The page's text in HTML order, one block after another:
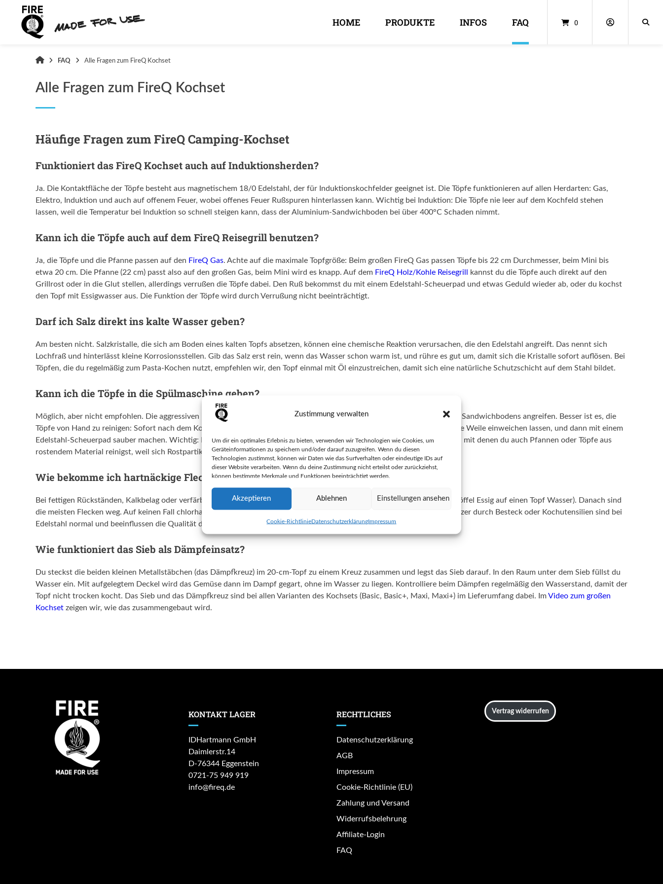
Zustimmung verwalten
Um dir ein optimales Erlebnis zu bieten, verwenden wir Technologien wie Cookies, um
Geräteinformationen zu speichern und/oder darauf zuzugreifen. Wenn du diesen
Technologien zustimmst, können wir Daten wie das Surfverhalten oder eindeutige IDs auf
dieser Website verarbeiten. Wenn du deine Zustimmung nicht erteilst oder zurückziehst,
können bestimmte Merkmale und Funktionen beeinträchtigt werden.
Akzeptieren Ablehnen Einstellungen ansehen
Cookie-RichtlinieDatenschutzerklärungImpressum
Springe
HOME PRODUKTE INFOS FAQ 0
FireQFAQ Alle Fragen zum FireQ Kochset
Alle Fragen zum FireQ Kochset
Häufige Fragen zum FireQ Camping-Kochset
Funktioniert das FireQ Kochset auch auf Induktionsherden?
Ja. Die Kontaktfläche der Töpfe besteht aus magnetischem 18/0 Edelstahl, der für Induktionskochfelder geeignet ist. Die Töpfe funktionieren auf allen Herdarten: Gas,
Elektro, Induktion und auch auf offenem Feuer, wobei offenes Feuer Rußspuren hinterlassen kann. Wichtig bei Induktion: Die Töpfe nie leer auf dem Kochfeld stehen
lassen, weil die Temperatur bei Induktion so schnell steigen kann, dass der Aluminium-Sandwichboden bei über 400°C Schaden nimmt.
Kann ich die Töpfe auch auf dem FireQ Reisegrill benutzen?
Ja, die Töpfe und die Pfanne passen auf den FireQ Gas. Achte auf die maximale Topfgröße: Beim großen FireQ Gas passen Töpfe bis 22 cm Durchmesser, beim Mini bis
etwa 20 cm. Die Pfanne (22 cm) passt also auf den großen Gas, beim Mini wird es knapp. Auf dem FireQ Holz/Kohle Reisegrill
kannst du die Töpfe auch direkt auf den
Grillrost oder in die Glut stellen, allerdings verrußen die Töpfe dabei. Den Ruß bekommst du mit einem Edelstahl-Scheuerpad und etwas Geduld wieder ab, oder du kochst
den Topf mit Essigwasser aus. Die Funktion der Töpfe wird durch Verrußung nicht beeinträchtigt.
Darf ich Salz direkt ins kalte Wasser geben?
Am besten nicht. Salzkristalle, die sich am Boden eines kalten Topfs absetzen, können eine chemische Reaktion verursachen, die den Edelstahl angreift. Das nennt sich
Lochfraß und hinterlässt kleine Korrosionsstellen. Gib das Salz erst rein, wenn das Wasser schon warm ist, und rühre es gut um, damit sich die Kristalle sofort auflösen. Bei
Töpfen, die du regelmäßig zum Pasta-Kochen nutzt, empfehlen wir, den Topf einmal mit Öl einzustreichen, damit sich eine natürliche Schutzschicht auf dem Stahl bildet.
Kann ich die Töpfe in die Spülmaschine geben?
Möglich, aber nicht empfohlen. Die aggressiven Reinigungsmittel in der Spülmaschine können die Aluminium-Mittellage des Sandwichbodens angreifen. Besser ist es, die
Töpfe von Hand zu reinigen: Sofort nach dem Kochen mit heißem Wasser und Spülmittel füllen, bei hartnäckigen Resten eine Weile einweichen lassen, und dann mit einem
Edelstahl-Scheuerpad sauber machen. Wichtig: Nie mit normaler Stahlwolle reinigen und nie mit den gleichen Schwämmen, mit denen du auch Pfannen oder Töpfe aus
rostendem Material reinigst, weil sich Rostpartikel auf dem Edelstahl absetzen können.
Wie bekomme ich hartnäckige Flecken oder Verfärbungen aus den Töpfen?
Bei fettigen Rückständen, Kalkbelag oder verfärbten Flecken kochst du den Topf einfach mit Essigwasser aus (ein bis fünf Löffel Essig auf einen Topf Wasser). Danach sind
die meisten Flecken weg. Auf keinen Fall chlorhaltige Reinigungsmittel verwenden, die können den Edelstahl angreifen. Kratzer durch Besteck oder Kochutensilien sind bei
Edelstahl normal und beeinflussen die Qualität der Töpfe nicht.
Wie funktioniert das Sieb als Dämpfeinsatz?
Du steckst die beiden kleinen Metallstäbchen (das Dämpfkreuz) im 20-cm-Topf zu einem Kreuz zusammen und legst das Sieb darauf. In den Raum unter dem Sieb füllst du
Wasser ein. Mit aufgelegtem Deckel wird das Gemüse dann im Dampf gegart, ohne im Wasser zu liegen. Kontrolliere beim Dämpfen regelmäßig den Wasserstand, damit der
Topf nicht trocken kocht. Das Sieb und das Dämpfkreuz sind bei allen Varianten des Kochsets (Basic, Basic+, Maxi, Maxi+) im Lieferumfang dabei. ImVideo zum großen
Kochsetzeigen wir, wie das zusammengebaut wird.
KONTAKT LAGER
IDHartmann GmbH
Daimlerstr.14
D-76344 Eggenstein
0721-75 949 919
info@fireq.de
RECHTLICHES
Datenschutzerklärung
AGB
Impressum
Cookie-Richtlinie (EU)
Zahlung und Versand
Widerrufsbelehrung
Affiliate-Login
FAQ
Vertrag widerrufen